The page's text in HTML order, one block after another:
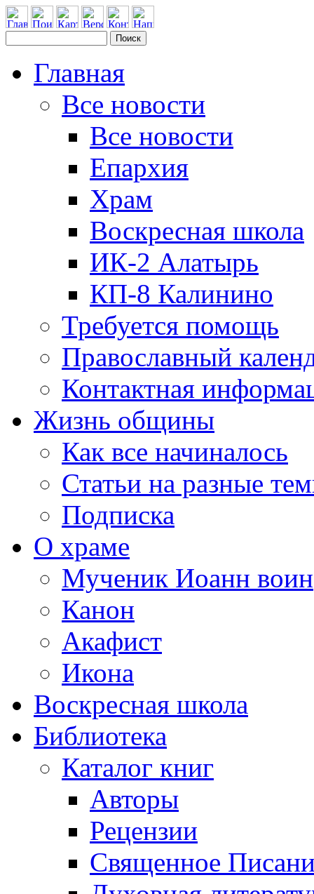
Главная
Все новости
Все новости
Епархия
Храм
Воскресная школа
ИК-2 Алатырь
КП-8 Калинино
Требуется помощь
Православный
Контактная
Жизнь общины
Как все начиналось
Статьи на разные
Подписка
О храме
Мученик Иоанн воин
Канон
Акафист
Икона
Воскресная школа
Библиотека
Каталог книг
Авторы
Рецензии
Священное